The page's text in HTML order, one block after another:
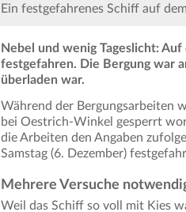
Ein festgefahrenes Schiff auf
Nebel und wenig Tageslicht:
festgefahren. Die Bergung war
überladen war.
Während der Bergungsarbeiten
bei Oestrich-Winkel gesperrt
die Arbeiten den Angaben
Samstag (6. Dezember)
Mehrere Versuche
Weil das Schiff so voll mit Kies